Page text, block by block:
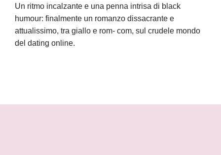
Un ritmo incalzante e una penna intrisa di black
humour: finalmente un romanzo dissacrante e
attualissimo, tra giallo e rom- com, sul crudele mondo
del dating online.